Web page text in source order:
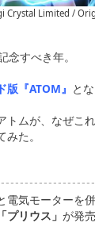
Limited /
すべき年。
版『ATOM』 と
トムが、なぜこ
た。
電気モーターを
リウス」 が発